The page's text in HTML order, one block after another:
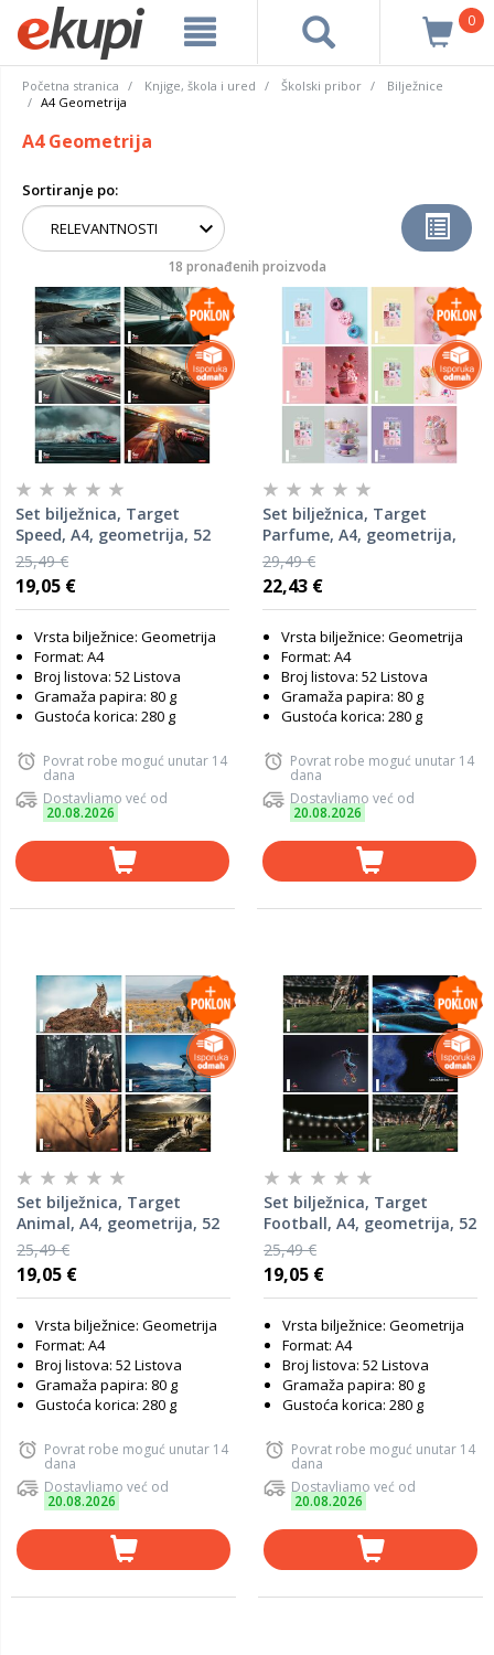
0
Početna stranica Knjige, škola i ured Školski pribor
Bilježnice
A4 Geometrija
A4 Geometrija
Sortiranje po:
18 pronađenih proizvoda
Set bilježnica, Target
Speed, A4, geometrija, 52
lista, meki uvez, 10 KOM
25,49 €
19,05 €
Vrsta bilježnice: Geometrija
Format: A4
Broj listova: 52 Listova
Gramaža papira: 80 g
Gustoća korica: 280 g
Povrat robe moguć unutar 14
dana
Dostavljamo već od
20.08.2026
Set bilježnica, Target
Parfume, A4, geometrija,
52 lista, meki uvez, 10 KOM
29,49 €
22,43 €
Vrsta bilježnice: Geometrija
Format: A4
Broj listova: 52 Listova
Gramaža papira: 80 g
Gustoća korica: 280 g
Povrat robe moguć unutar 14
dana
Dostavljamo već od
20.08.2026
Set bilježnica, Target
Animal, A4, geometrija, 52
lista, meki uvez, 10 KOM
25,49 €
19,05 €
Vrsta bilježnice: Geometrija
Format: A4
Broj listova: 52 Listova
Gramaža papira: 80 g
Gustoća korica: 280 g
Povrat robe moguć unutar 14
dana
Dostavljamo već od
20.08.2026
Set bilježnica, Target
Football, A4, geometrija, 52
lista, meki uvez, 10 KOM
25,49 €
19,05 €
Vrsta bilježnice: Geometrija
Format: A4
Broj listova: 52 Listova
Gramaža papira: 80 g
Gustoća korica: 280 g
Povrat robe moguć unutar 14
dana
Dostavljamo već od
20.08.2026